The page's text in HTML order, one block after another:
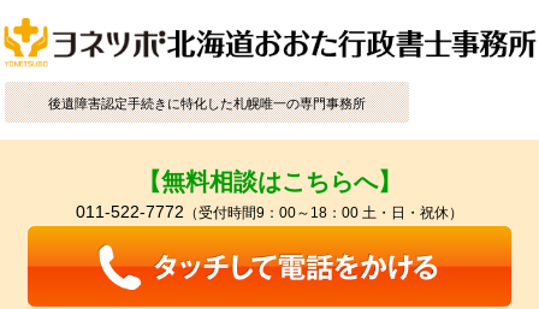
後遺障害認定手続きに特化した札幌唯一の専門事務所
【無料相談はこちらへ】
011-522-7772 （受付時間9：00～18：00 土・日・祝休）